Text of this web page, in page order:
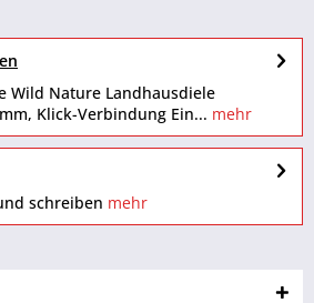
Wild Nature Landhausdiele
Klick-Verbindung Ein... mehr
schreiben mehr